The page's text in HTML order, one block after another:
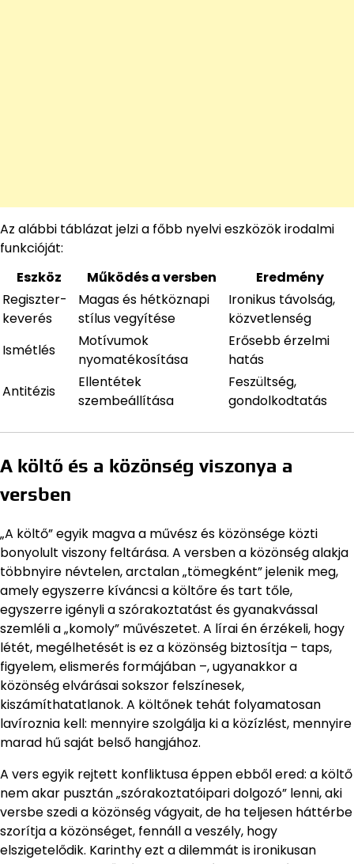
Az alábbi táblázat jelzi a főbb nyelvi eszközök irodalmi
funkcióját:
Eszköz
Működés a versben
Eredmény
Regiszter-
keverés
Magas és hétköznapi
stílus vegyítése
Ironikus távolság,
közvetlenség
Ismétlés
Motívumok
nyomatékosítása
Erősebb érzelmi
hatás
Antitézis
Ellentétek
szembeállítása
Feszültség,
gondolkodtatás
A költő és a közönség viszonya a
versben
„A költő” egyik magva a művész és közönsége közti
bonyolult viszony feltárása. A versben a közönség alakja
többnyire névtelen, arctalan „tömegként” jelenik meg,
amely egyszerre kíváncsi a költőre és tart tőle,
egyszerre igényli a szórakoztatást és gyanakvással
szemléli a „komoly” művészetet. A lírai én érzékeli, hogy
létét, megélhetését is ez a közönség biztosítja – taps,
figyelem, elismerés formájában –, ugyanakkor a
közönség elvárásai sokszor felszínesek,
kiszámíthatatlanok. A költőnek tehát folyamatosan
lavíroznia kell: mennyire szolgálja ki a közízlést, mennyire
marad hű saját belső hangjához.
A vers egyik rejtett konfliktusa éppen ebből ered: a költő
nem akar pusztán „szórakoztatóipari dolgozó” lenni, aki
versbe szedi a közönség vágyait, de ha teljesen háttérbe
szorítja a közönséget, fennáll a veszély, hogy
elszigetelődik. Karinthy ezt a dilemmát is ironikusan